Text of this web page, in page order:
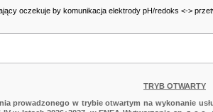
oczekuje by komunikacja elektrody pH/redoks <->
TRYB OTWARTY
prowadzonego w trybie otwartym na wykonanie